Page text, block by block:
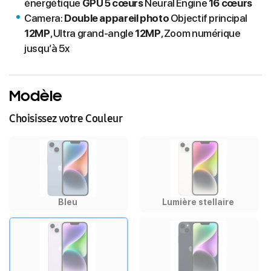
énergétique GPU 5 cœursNeural Engine 16 cœurs
Camera: Double appareil photo Objectif principal
12MP, Ultra grand-angle 12MP, Zoom numérique
jusqu’à 5x
Modèle
Choisissez votre Couleur
Bleu Lumière stellaire